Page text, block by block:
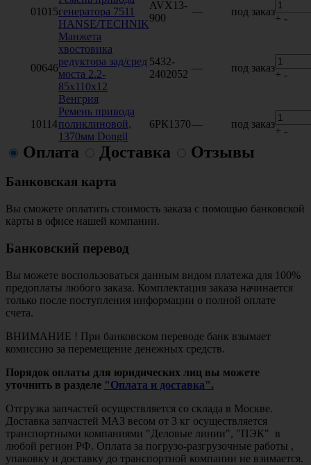
01015генератора 7511
HANSE/TECHNIK
AVX13-
900
— под заказ
+ -
00646
Манжета
хвостовика
редуктора зад/сред
моста 2.2-
85x110x12
Венгрия
5432-
2402052
— под заказ
+ -
10114
Ремень привода
поликлиновой,
1370мм Dongil
6РК1370— под заказ
+ -
Оплата Доставка Отзывы
Банковская карта
Вы сможете оплатить стоимость заказа с помощью банковской
карты в офисе нашей компании.
Банковский перевод
Вы можете воспользоваться данным видом платежа для 100%
предоплаты любого заказа. Комплектация заказа начинается
только после поступления информации о полной оплате
счета.
ВНИМАНИЕ ! При банковском переводе банк взымает
комиссию за перемещение денежных средств.
Порядок оплаты для юридических лиц вы можете
уточнить в разделе "Оплата и доставка".
Отгрузка запчастей осуществляется со склада в Москве.
Доставка запчастей МАЗ весом от 3 кг осуществляется
транспортными компаниями "Деловые линии", "ПЭК" в
любой регион РФ. Оплата за погрузо-разгрузочные работы ,
упаковку и доставку до транспортной компании не взимается.